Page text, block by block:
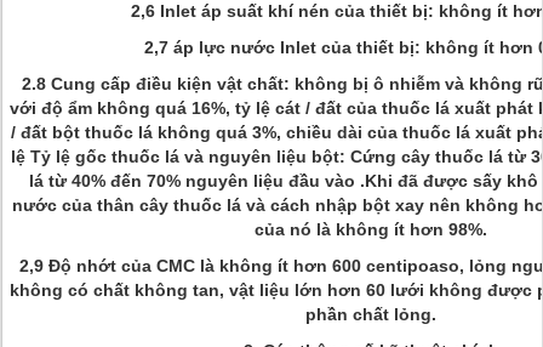
2,6 Inlet áp suất khí nén của thiết bị: không ít
2,7 áp lực nước Inlet của thiết bị: không ít hơn
2.8 Cung cấp điều kiện vật chất: không bị ô nhiễm và không
với độ ẩm không quá 16%, tỷ lệ cát / đất của thuốc lá xuất phát
/ đất bột thuốc lá không quá 3%, chiều dài của thuốc lá xuất
lệ Tỷ lệ gốc thuốc lá và nguyên liệu bột: Cứng cây thuốc lá từ
lá từ 40% đến 70% nguyên liệu đầu vào .Khi đã được sấy
nước của thân cây thuốc lá và cách nhập bột xay nên không
của nó là không ít hơn 98%.
2,9 Độ nhớt của CMC là không ít hơn 600 centipoaso, lỏng
không có chất không tan, vật liệu lớn hơn 60 lưới không được
phần chất lỏng.